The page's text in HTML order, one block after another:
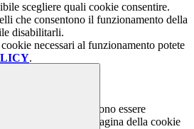
scegliere quali cookie consentire.
che consentono il funzionamento della
disabilitarli.
necessari al funzionamento potete
.
non possono essere
l'elenco nella pagina della cookie